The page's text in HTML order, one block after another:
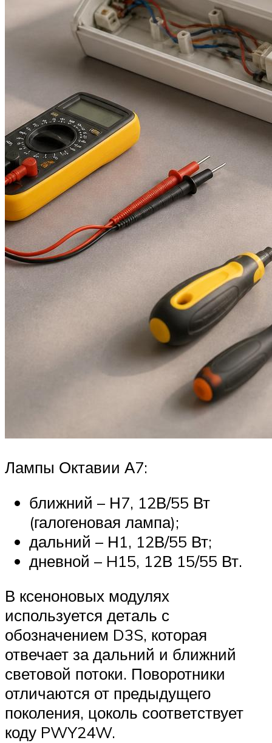
Лампы Октавии А7:
ближний – Н7, 12В/55 Вт
(галогеновая лампа);
дальний – Н1, 12В/55 Вт;
дневной – H15, 12В 15/55 Вт.
В ксеноновых модулях
используется деталь с
обозначением D3S, которая
отвечает за дальний и ближний
световой потоки. Поворотники
отличаются от предыдущего
поколения, цоколь соответствует
коду PWY24W.